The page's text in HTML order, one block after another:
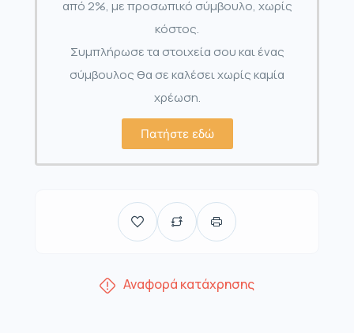
από 2%, με προσωπικό σύμβουλο, χωρίς
κόστος.
Συμπλήρωσε τα στοιχεία σου και ένας
σύμβουλος θα σε καλέσει χωρίς καμία
χρέωση.
Πατήστε εδώ
Αναφορά κατάχρησης